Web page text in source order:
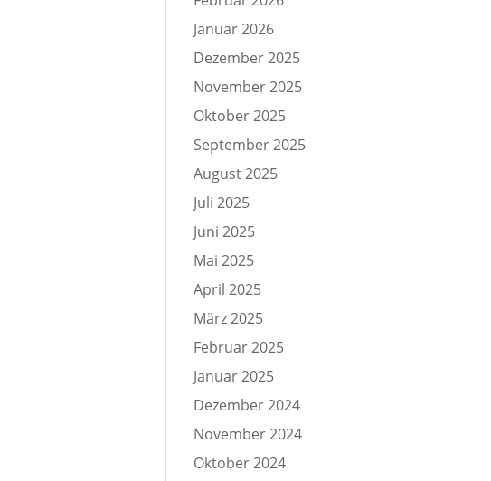
Januar 2026
Dezember 2025
November 2025
Oktober 2025
September 2025
August 2025
Juli 2025
Juni 2025
Mai 2025
April 2025
März 2025
Februar 2025
Januar 2025
Dezember 2024
November 2024
Oktober 2024